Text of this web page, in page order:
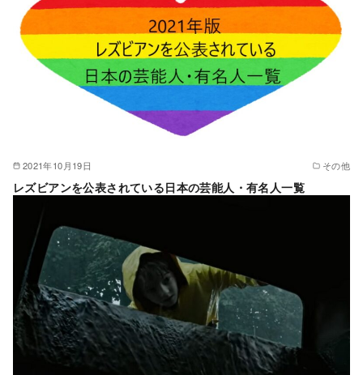
2021年10月19日 その他
レズビアンを公表されている日本の芸能人・有名人一覧